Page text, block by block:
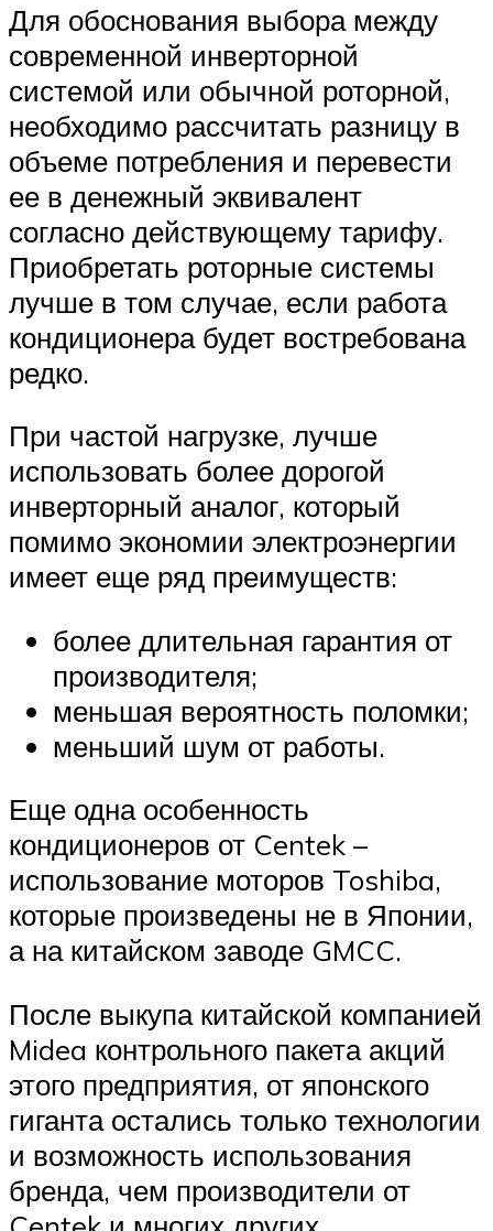
Для обоснования выбора между
современной инверторной
системой или обычной роторной,
необходимо рассчитать разницу в
объеме потребления и перевести
ее в денежный эквивалент
согласно действующему тарифу.
Приобретать роторные системы
лучше в том случае, если работа
кондиционера будет востребована
редко.
При частой нагрузке, лучше
использовать более дорогой
инверторный аналог, который
помимо экономии электроэнергии
имеет еще ряд преимуществ:
более длительная гарантия от
производителя;
меньшая вероятность поломки;
меньший шум от работы.
Еще одна особенность
кондиционеров от Centek –
использование моторов Toshiba,
которые произведены не в Японии,
а на китайском заводе GMCC.
После выкупа китайской компанией
Midea контрольного пакета акций
этого предприятия, от японского
гиганта остались только технологии
и возможность использования
бренда, чем производители от